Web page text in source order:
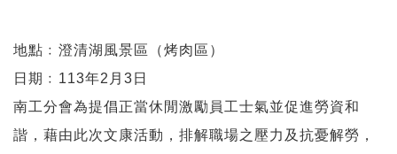
地點﹕澄清湖風景區（烤肉區）
日期﹕113年2月3日
南工分會為提倡正當休閒激勵員工士氣並促進勞資和
諧，藉由此次文康活動，排解職場之壓力及抗憂解勞，